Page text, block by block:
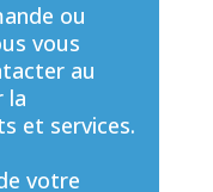
ou
vous
au
la
et services.
votre